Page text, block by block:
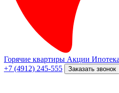
Горячие квартиры Акции Ипотека
+7 (4912) 245-555
Заказать звонок